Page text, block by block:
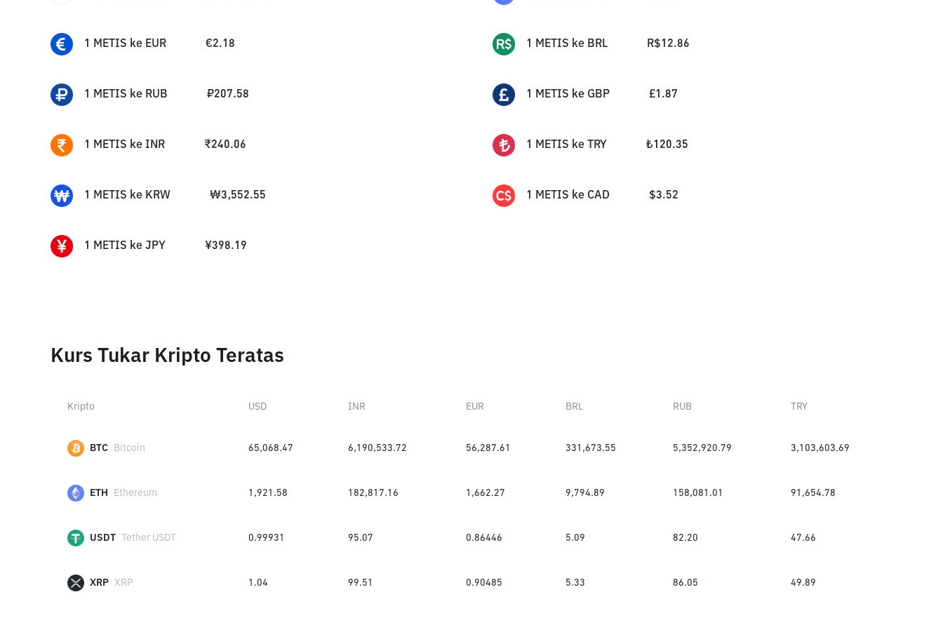
1 METIS ke EUR €2.18 1 METIS ke BRL R$12.86
1 METIS ke RUB ₽207.58 1 METIS ke GBP £1.87
1 METIS ke INR ₹240.06 1 METIS ke TRY ₺120.35
1 METIS ke KRW ₩3,552.55 1 METIS ke CAD $3.52
1 METIS ke JPY ¥398.19
Kurs Tukar Kripto Teratas
Kripto USD INR EUR BRL RUB TRY
BTC Bitcoin 65,068.47 6,190,533.72 56,287.61 331,673.55 5,352,920.79 3,103,603.69
ETH Ethereum 1,921.58 182,817.16 1,662.27 9,794.89 158,081.01 91,654.78
USDT Tether USDT 0.99931 95.07 0.86446 5.09 82.20 47.66
XRP XRP 1.04 99.51 0.90485 5.33 86.05 49.89